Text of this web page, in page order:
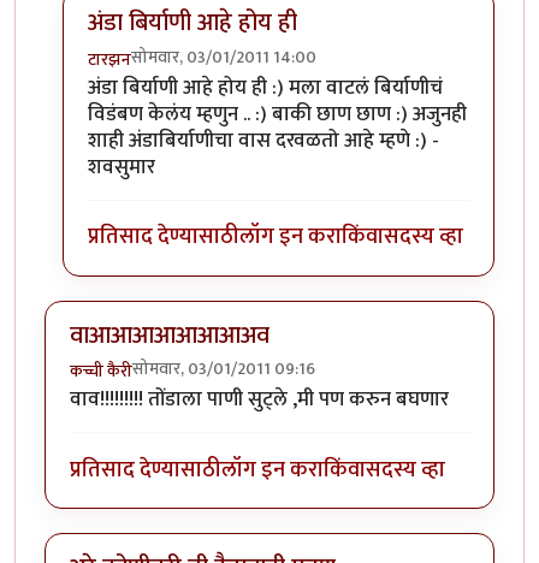
अंडा बिर्याणी आहे होय ही
टारझनसोमवार, 03/01/2011 14:00
In reply toवाbyआजानुकर्ण
अंडा बिर्याणी आहे होय ही :) मला वाटलं बिर्याणीचं
विडंबण केलंय म्हणुन .. :) बाकी छाण छाण :) अजुनही
शाही अंडाबिर्याणीचा वास दरवळतो आहे म्हणे :) -
शवसुमार
प्रतिसाद देण्यासाठीलॉग इन कराकिंवासदस्य व्हा
वाआआआआआआआअव
कच्ची कैरीसोमवार, 03/01/2011 09:16
वाव!!!!!!!!! तोंडाला पाणी सुट्ले ,मी पण करुन बघणार
प्रतिसाद देण्यासाठीलॉग इन कराकिंवासदस्य व्हा